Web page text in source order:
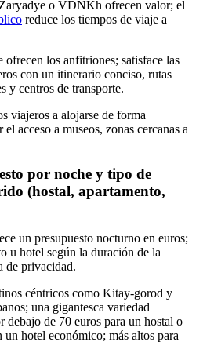
o VDNKh ofrecen valor; el
reduce los tiempos de viaje a
ofrecen los anfitriones; satisface las
con un itinerario conciso, rutas
y centros de transporte.
viajeros a alojarse de forma
acceso a museos, zonas cercanas a
por noche y tipo de
(hostal, apartamento,
un presupuesto nocturno en euros;
u hotel según la duración de la
de privacidad.
céntricos como Kitay-gorod y
una gigantesca variedad
debajo de 70 euros para un hostal o
hotel económico; más altos para